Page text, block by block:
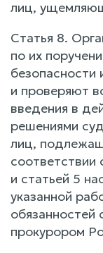
лиц,
Статья 8.
по их
безопасности
и проверяют
введения в
решениями
лиц,
соответствии
и статьей 5
указанной
обязанностей
прокурором